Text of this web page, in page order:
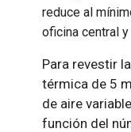
reduce al
oficina central
Para revestir
térmica de 5
de aire
función del